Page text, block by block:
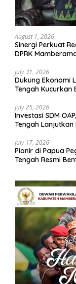
August 1, 2026
Sinergi Perkuat
DPRK
July 31, 2026
Dukung Ekonomi
Tengah
July 25, 2026
Investasi SDM
Tengah
July 17, 2026
Pionir di Papua
Tengah Resmi